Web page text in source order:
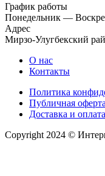
График работы
Понедельник —
Адрес
Мирзо-Улугбекский
О нас
Контакты
Политика
Публичная оферта
Доставка и оплата
Copyright 2024 ©